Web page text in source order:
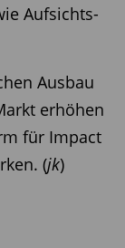
Aufsichts-
Ausbau
erhöhen
für Impact
(jk)